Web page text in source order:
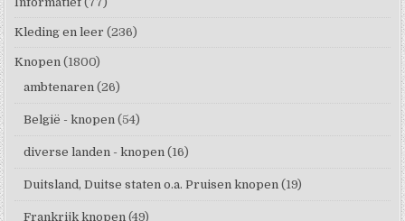
Kleding en leer (236)
Knopen (1800)
ambtenaren (26)
België - knopen (54)
diverse landen - knopen (16)
Duitsland, Duitse staten o.a. Pruisen knopen (19)
Frankrijk knopen (49)